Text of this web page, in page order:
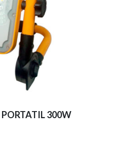
PORTATIL 300W